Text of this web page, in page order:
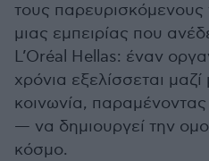
τους παρευρισκόμενους
μιας εμπειρίας που
L’Oréal Hellas: έναν
χρόνια εξελίσσεται
κοινωνία,
— να δημιουργεί την
κόσμο.